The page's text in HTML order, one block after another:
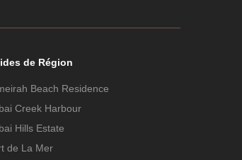
de Région
Beach Residence
Creek Harbour
Hills Estate
de La Mer